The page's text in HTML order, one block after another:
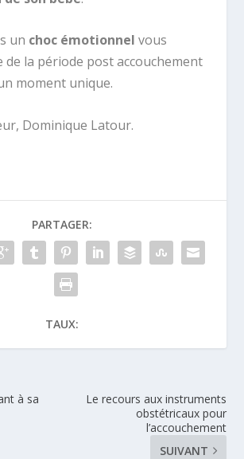
un choc émotionnel vous
de la période post accouchement
moment unique.
Dominique Latour.
PARTAGER:
TAUX:
à sa
Le recours aux instruments
obstétricaux pour
l’accouchement
SUIVANT